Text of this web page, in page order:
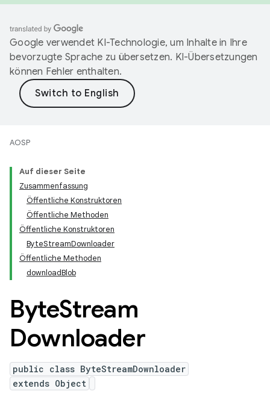
Google verwendet KI-Technologie, um Inhalte in Ihre
bevorzugte Sprache zu übersetzen. KI-Übersetzungen
können Fehler enthalten.
AOSP
Auf dieser Seite
Zusammenfassung
Öffentliche Konstruktoren
Öffentliche Methoden
Öffentliche Konstruktoren
ByteStreamDownloader
Öffentliche Methoden
downloadBlob
ByteStream
Downloader
public class ByteStreamDownloader
extends Object